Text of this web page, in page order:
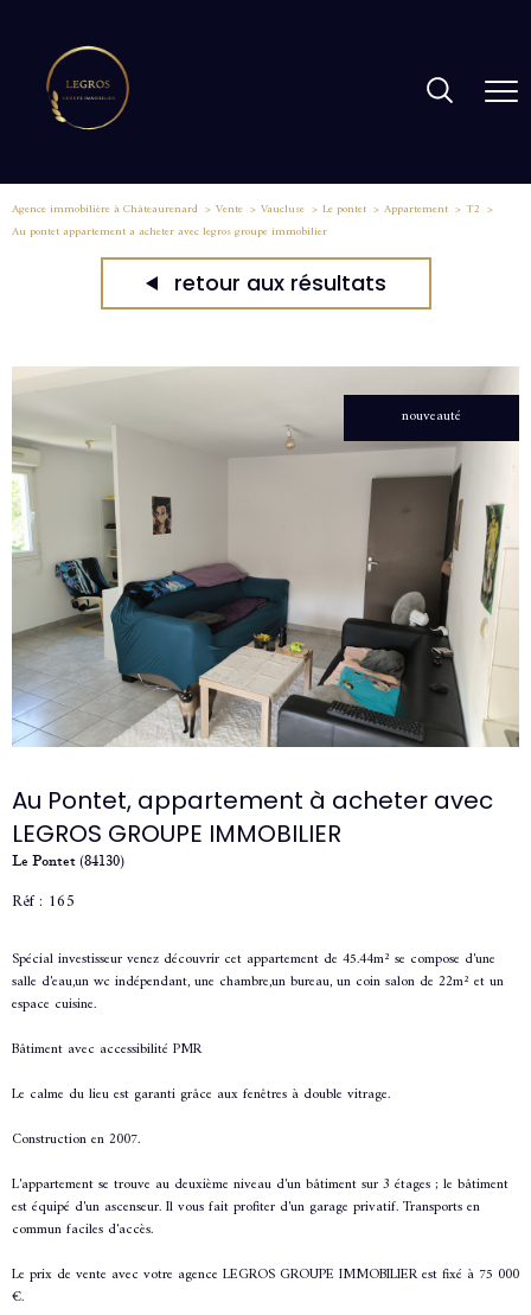
Agence immobilière à Châteaurenard Vente Vaucluse Le pontet Appartement
T2
Au pontet appartement a acheter avec legros groupe immobilier
retour aux résultats
nouveauté
Au Pontet, appartement à acheter avec
LEGROS GROUPE IMMOBILIER
Le Pontet (84130)
Réf : 165
Spécial investisseur venez découvrir cet appartement de 45.44m² se compose d'une
salle d'eau,un wc indépendant, une chambre,un bureau, un coin salon de 22m² et un
espace cuisine.
Bâtiment avec accessibilité PMR
Le calme du lieu est garanti grâce aux fenêtres à double vitrage.
Construction en 2007.
L'appartement se trouve au deuxième niveau d'un bâtiment sur 3 étages ; le bâtiment
est équipé d'un ascenseur. Il vous fait profiter d'un garage privatif. Transports en
commun faciles d'accès.
Le prix de vente avec votre agence LEGROS GROUPE IMMOBILIER est fixé à 75 000
€.